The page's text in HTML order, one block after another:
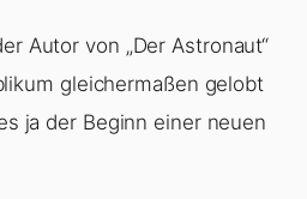
Autor von „Der Astronaut“
gleichermaßen gelobt
ja der Beginn einer neuen